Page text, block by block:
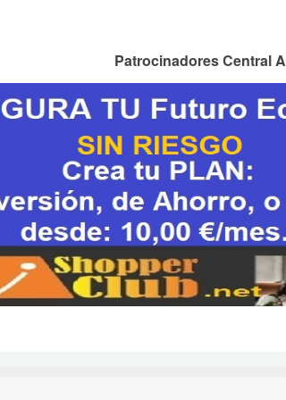
Patrocinadores Central A